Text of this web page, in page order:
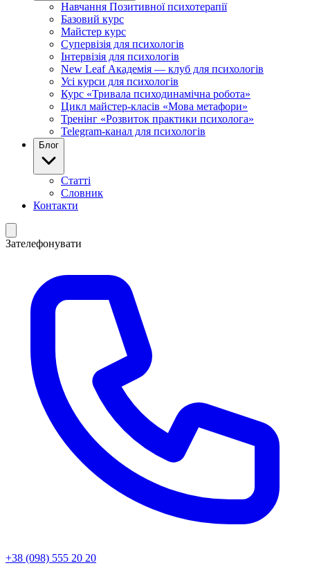
Навчання Позитивної психотерапії
Базовий курс
Майстер курс
Супервізія для психологів
Інтервізія для психологів
New Leaf Академія — клуб для психологів
Усі курси для психологів
Курс «Тривала психодинамічна робота»
Цикл майстер-класів «Мова метафори»
Тренінг «Розвиток практики психолога»
Telegram-канал для психологів
Блог
Статті
Словник
Контакти
Зателефонувати
+38 (098) 555 20 20